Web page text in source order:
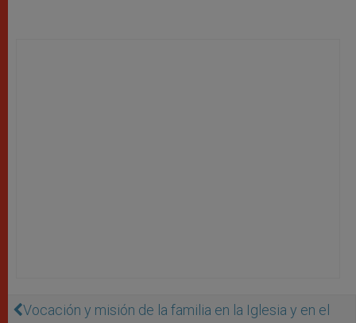
Vocación y misión de la familia en la Iglesia y en el